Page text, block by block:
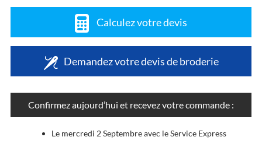
Calculez votre devis
Demandez votre devis de broderie
Confirmez aujourd’hui et recevez votre commande :
Le mercredi 2 Septembre avec le Service Express